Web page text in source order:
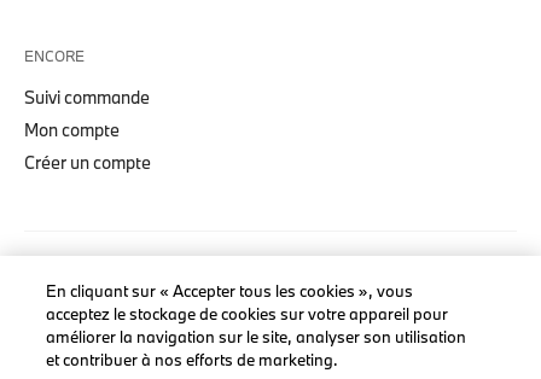
ENCORE
Suivi commande
Mon compte
Créer un compte
COLLECTIONS
Vêtements
Casquettes
En cliquant sur « Accepter tous les cookies », vous
acceptez le stockage de cookies sur votre appareil pour
améliorer la navigation sur le site, analyser son utilisation
et contribuer à nos efforts de marketing.